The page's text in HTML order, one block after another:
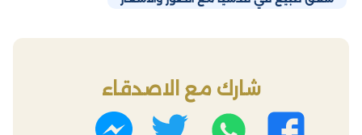
شارك مع الاصدقاء
فيسبوك واتساب تويتر